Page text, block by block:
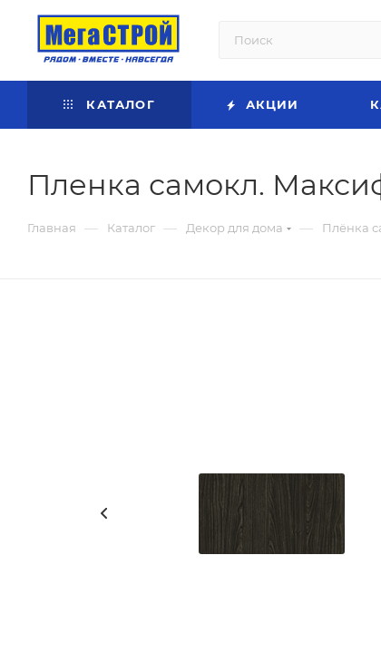
КАТАЛОГ АКЦИИ
Пленка самокл.
Главная — Каталог — Декор для дома — Плёнка